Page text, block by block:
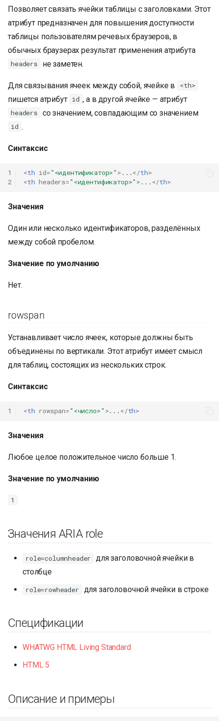
Позволяет связать ячейки таблицы с заголовками. Этот
атрибут предназначен для повышения доступности
таблицы пользователям речевых браузеров, в
обычных браузерах результат применения атрибута
headers не заметен.
Для связывания ячеек между собой, ячейке в <th>
пишется атрибут id , а в другой ячейке — атрибут
headers со значением, совпадающим со значением
id .
Синтаксис
1
2
<th id="<идентификатор>" > ...</th>
<th headers="<идентификатор>" > ... </th>
Значения
Один или несколько идентификаторов, разделённых
между собой пробелом.
Значение по умолчанию
Нет.
rowspan
Устанавливает число ячеек, которые должны быть
объединены по вертикали. Этот атрибут имеет смысл
для таблиц, состоящих из нескольких строк.
Синтаксис
1 <th rowspan="<число>" >... </th>
Значения
Любое целое положительное число больше 1.
Значение по умолчанию
1
Значения ARIA role
role=columnheader
для заголовочной ячейки в
столбце
role=rowheader для заголовочной ячейки в строке
Спецификации
WHATWG HTML Living Standard
HTML 5
Описание и примеры